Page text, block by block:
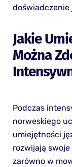
doświadczenie
Jakie
Można
Podczas
norweskiego
umiejętności
rozwijają
zarówno w